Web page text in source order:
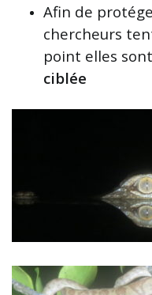
Afin de
chercheurs
point elles sont
ciblée